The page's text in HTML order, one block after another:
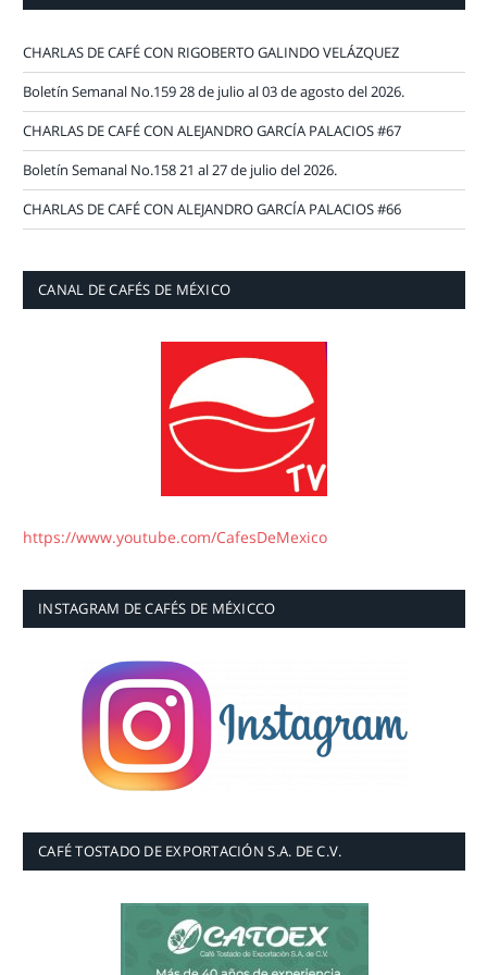
CHARLAS DE CAFÉ CON RIGOBERTO GALINDO VELÁZQUEZ
Boletín Semanal No.159 28 de julio al 03 de agosto del 2026.
CHARLAS DE CAFÉ CON ALEJANDRO GARCÍA PALACIOS #67
Boletín Semanal No.158 21 al 27 de julio del 2026.
CHARLAS DE CAFÉ CON ALEJANDRO GARCÍA PALACIOS #66
CANAL DE CAFÉS DE MÉXICO
https://www.youtube.com/CafesDeMexico
INSTAGRAM DE CAFÉS DE MÉXICCO
CAFÉ TOSTADO DE EXPORTACIÓN S.A. DE C.V.